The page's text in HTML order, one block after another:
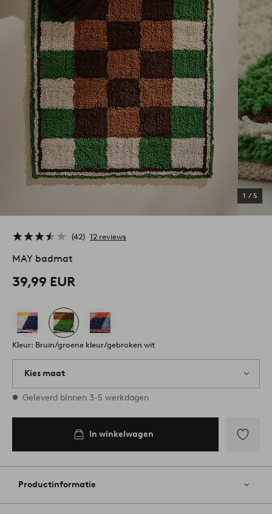
1 / 5
42 12 reviews
MAY badmat
39,99 EUR
Kleur: Bruin/groene kleur/gebroken wit
Kies maat
Alle maten zijn op voorraad
Geleverd binnen 3-5 werkdagen
In winkelwagen
aan
Productinformatie